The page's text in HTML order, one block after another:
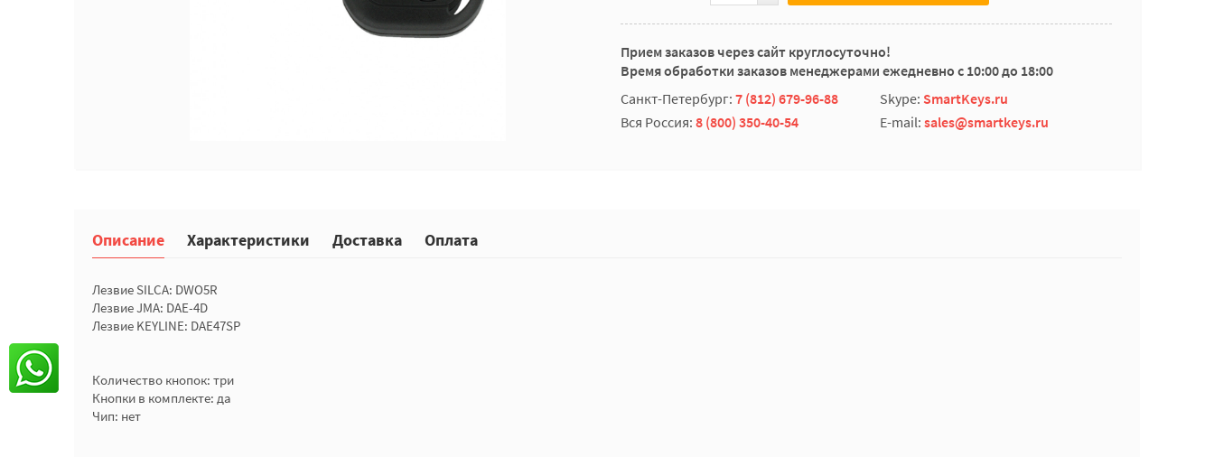
Прием заказов через сайт круглосуточно!
Время обработки заказов менеджерами ежедневно с 10:00 до 18:00
Санкт-Петербург: 7 (812) 679-96-88 Skype: SmartKeys.ru
Вся Россия: 8 (800) 350-40-54 E-mail: sales@smartkeys.ru
Описание Характеристики Доставка Оплата
Лезвие SILCA: DWO5R
Лезвие JMA: DAE-4D
Лезвие KEYLINE: DAE47SP
Количество кнопок: три
Кнопки в комплекте: да
Чип: нет